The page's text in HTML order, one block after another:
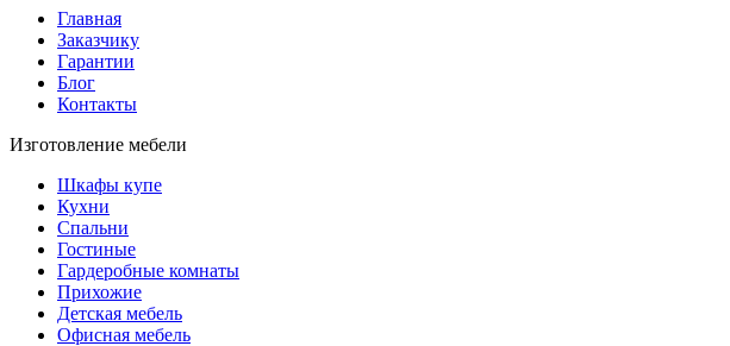
Главная
Заказчику
Гарантии
Блог
Контакты
Изготовление мебели
Шкафы купе
Кухни
Спальни
Гостиные
Гардеробные комнаты
Прихожие
Детская мебель
Офисная мебель